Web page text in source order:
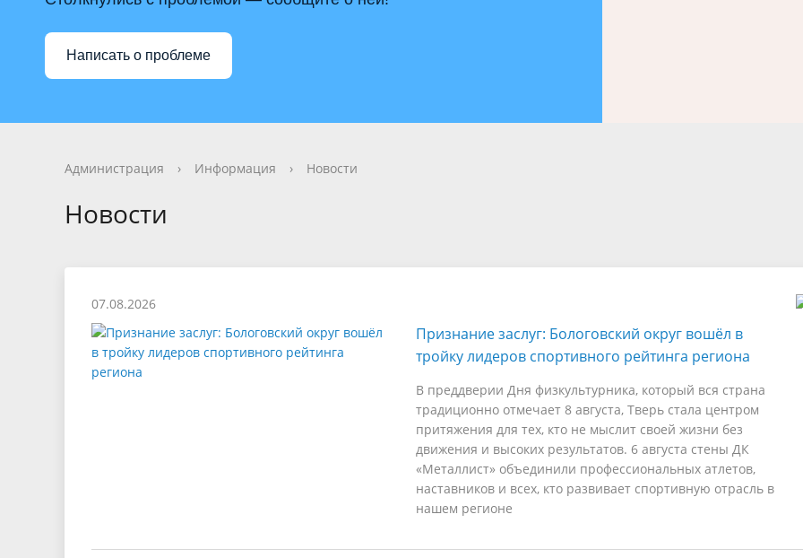
Фотогалерея
Видеогалерея
ЕДДС
Имущество
Муниципальный контроль
Персональные данные
Написать о проблеме
Администрация › Информация › Новости
Новости
07.08.2026
Признание заслуг: Бологовский округ вошёл в
тройку лидеров спортивного рейтинга региона
В преддверии Дня физкультурника, который вся страна
традиционно отмечает 8 августа, Тверь стала центром
притяжения для тех, кто не мыслит своей жизни без
движения и высоких результатов. 6 августа стены ДК
«Металлист» объединили профессиональных атлетов,
наставников и всех, кто развивает спортивную отрасль в
нашем регионе